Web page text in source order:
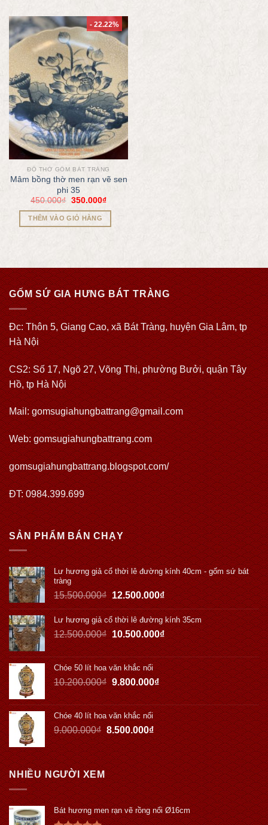
- 22.22%
ĐỒ THỜ GỐM BÁT TRÀNG
Mâm bồng thờ men rạn vẽ sen
phi 35
450.000₫ 350.000₫
THÊM VÀO GIỎ HÀNG
GỐM SỨ GIA HƯNG BÁT TRÀNG
Đc: Thôn 5, Giang Cao, xã Bát Tràng, huyện Gia Lâm, tp
Hà Nội
CS2: Số 17, Ngõ 27, Võng Thị, phường Bưởi, quận Tây
Hồ, tp Hà Nội
Mail: gomsugiahungbattrang@gmail.com
Web:gomsugiahungbattrang.com
gomsugiahungbattrang.blogspot.com/
ĐT: 0984.399.699
SẢN PHẨM BÁN CHẠY
Lư hương giả cổ thời lê đường kính 40cm - gốm sứ bát
tràng
15.500.000₫ 12.500.000₫
Lư hương giả cổ thời lê đường kính 35cm
12.500.000₫ 10.500.000₫
Chóe 50 lít hoa văn khắc nổi
10.200.000₫ 9.800.000₫
Chóe 40 lít hoa văn khắc nổi
9.000.000₫ 8.500.000₫
NHIỀU NGƯỜI XEM
Bát hương men rạn vẽ rồng nổi Ø16cm